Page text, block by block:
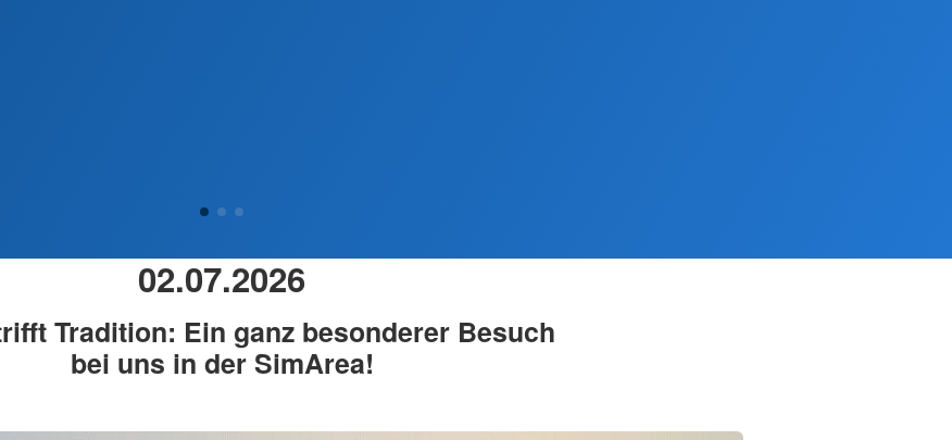
02.07.2026
Tradition: Ein ganz besonderer Besuch
bei uns in der SimArea!